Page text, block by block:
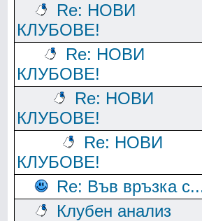
Re: НОВИ
КЛУБОВЕ!
Re: НОВИ
КЛУБОВЕ!
Re: НОВИ
КЛУБОВЕ!
Re: НОВИ
КЛУБОВЕ!
Re: Във връзка
Клубен анализ